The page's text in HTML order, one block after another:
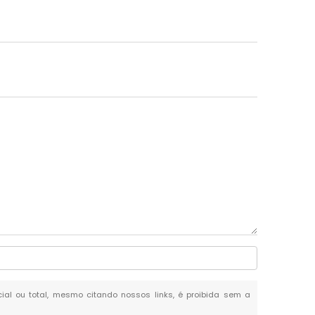
ou total, mesmo citando nossos links, é proibida sem a